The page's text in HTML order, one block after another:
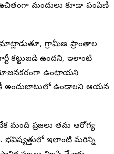
మందులు కూడా పంపిణీ
మాట్లాడుతూ, గ్రామీణ ప్రాంతాల
కట్టుబడి ఉందని, ఇలాంటి
ఉంటాయని
అందుబాటులో ఉండాలని ఆయన
మంది ప్రజలు తమ ఆరోగ్య
భవిష్యత్తులో ఇలాంటి మరిన్ని